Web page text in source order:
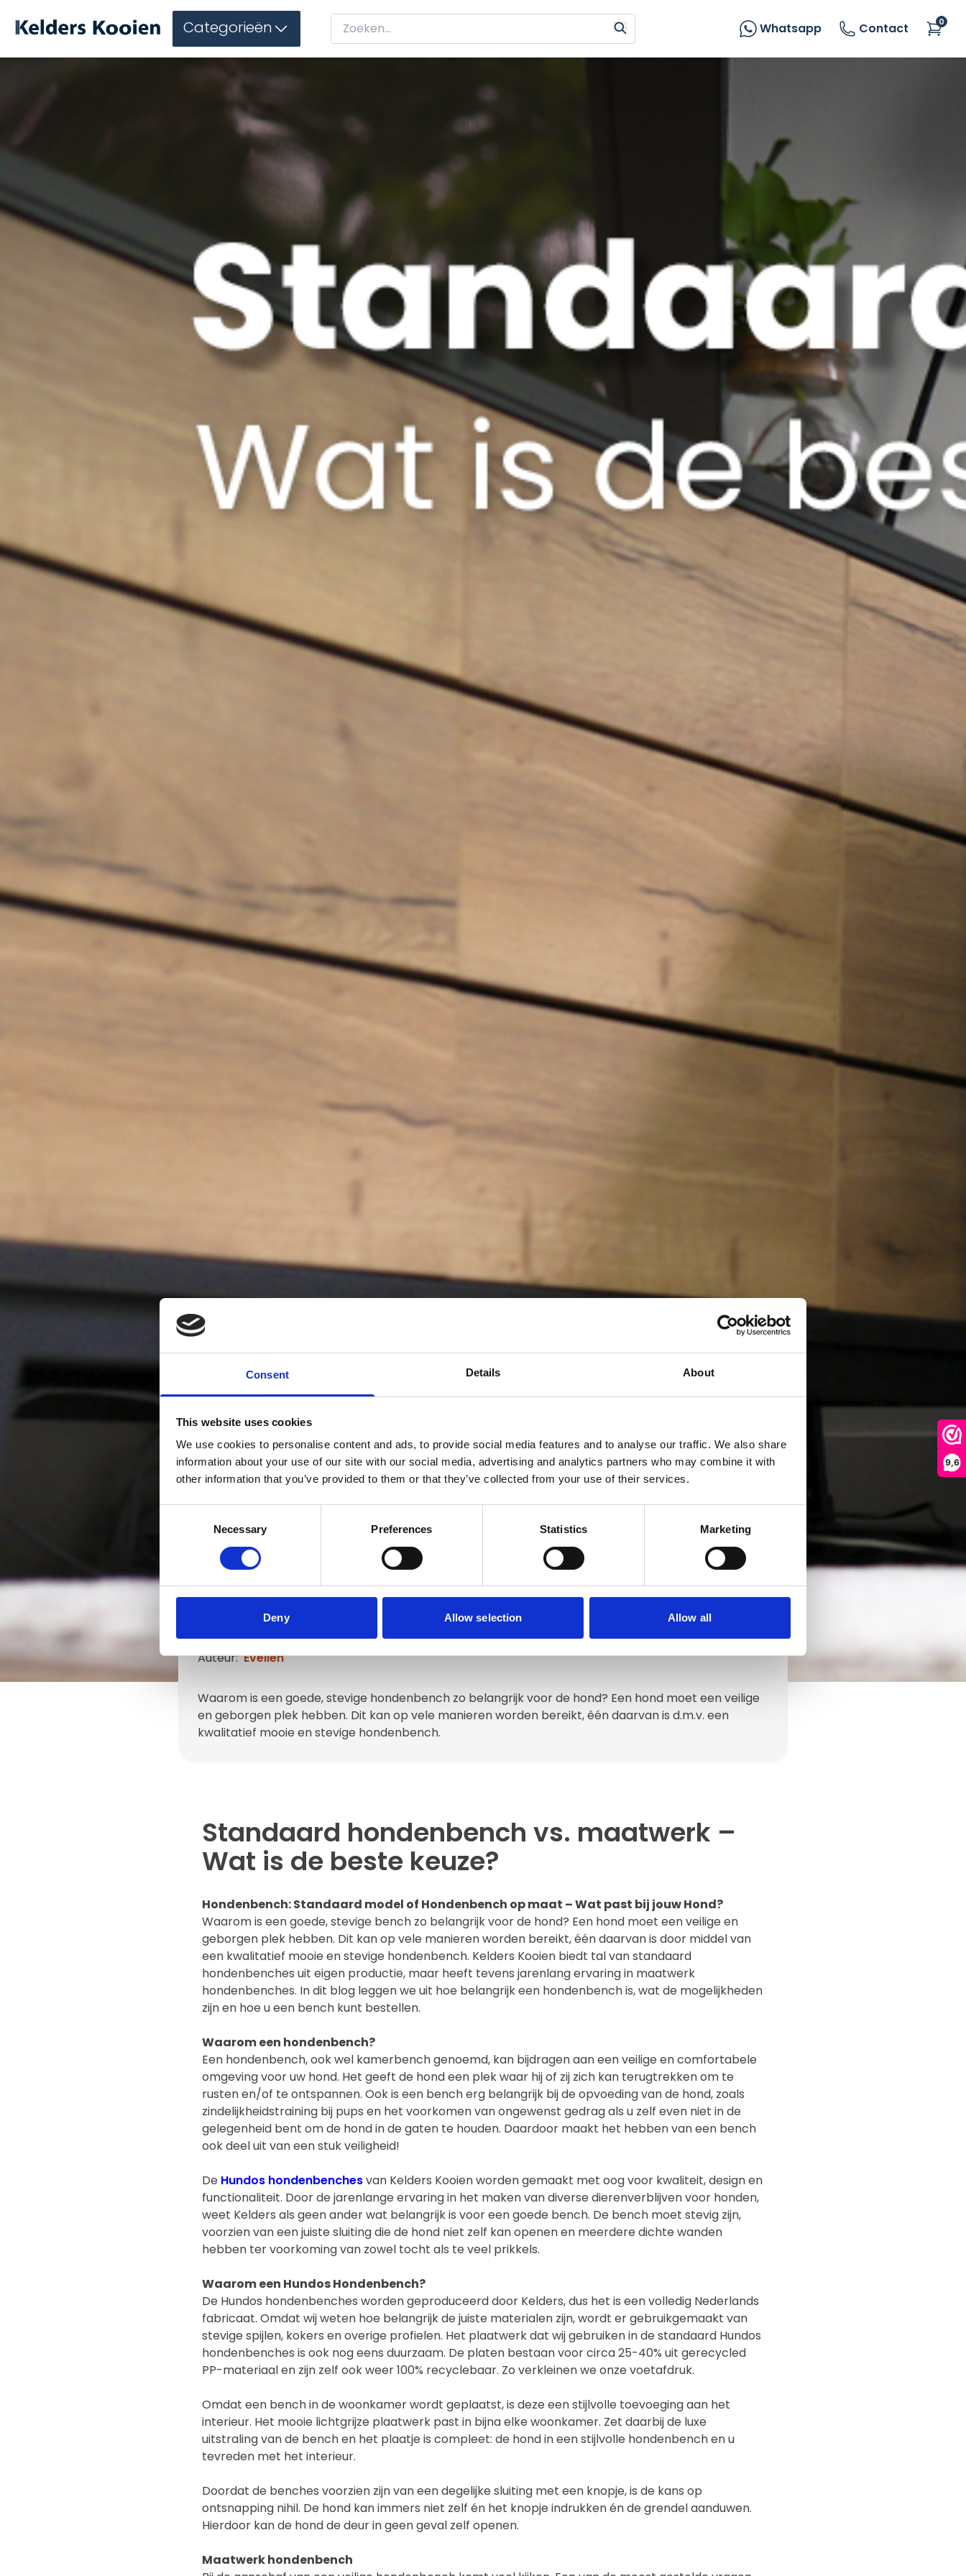
Consent Details About
This website uses cookies
We use cookies to personalise content and ads, to provide social media features and to analyse our traffic. We also share
information about your use of our site with our social media, advertising and analytics partners who may combine it with
other information that you’ve provided to them or that they’ve collected from your use of their services.
Necessary Preferences Statistics Marketing
Deny Allow selection Allow all
9,6
Categorieën Whatsapp Contact 0
In het kort
Auteur: Evelien
Waarom is een goede, stevige hondenbench zo belangrijk voor de hond? Een hond moet een veilige
en geborgen plek hebben. Dit kan op vele manieren worden bereikt, één daarvan is d.m.v. een
kwalitatief mooie en stevige hondenbench.
Standaard hondenbench vs. maatwerk –
Wat is de beste keuze?
Hondenbench: Standaard model of Hondenbench op maat – Wat past bij jouw Hond?
Waarom is een goede, stevige bench zo belangrijk voor de hond? Een hond moet een veilige en
geborgen plek hebben. Dit kan op vele manieren worden bereikt, één daarvan is door middel van
een kwalitatief mooie en stevige hondenbench. Kelders Kooien biedt tal van standaard
hondenbenches uit eigen productie, maar heeft tevens jarenlang ervaring in maatwerk
hondenbenches. In dit blog leggen we uit hoe belangrijk een hondenbench is, wat de mogelijkheden
zijn en hoe u een bench kunt bestellen.
Waarom een hondenbench?
Een hondenbench, ook wel kamerbench genoemd, kan bijdragen aan een veilige en comfortabele
omgeving voor uw hond. Het geeft de hond een plek waar hij of zij zich kan terugtrekken om te
rusten en/of te ontspannen. Ook is een bench erg belangrijk bij de opvoeding van de hond, zoals
zindelijkheidstraining bij pups en het voorkomen van ongewenst gedrag als u zelf even niet in de
gelegenheid bent om de hond in de gaten te houden. Daardoor maakt het hebben van een bench
ook deel uit van een stuk veiligheid!
De Hundos hondenbenchesvan Kelders Kooien worden gemaakt met oog voor kwaliteit, design en
functionaliteit. Door de jarenlange ervaring in het maken van diverse dierenverblijven voor honden,
weet Kelders als geen ander wat belangrijk is voor een goede bench. De bench moet stevig zijn,
voorzien van een juiste sluiting die de hond niet zelf kan openen en meerdere dichte wanden
hebben ter voorkoming van zowel tocht als te veel prikkels.
Waarom een Hundos Hondenbench?
De Hundos hondenbenches worden geproduceerd door Kelders, dus het is een volledig Nederlands
fabricaat. Omdat wij weten hoe belangrijk de juiste materialen zijn, wordt er gebruikgemaakt van
stevige spijlen, kokers en overige profielen. Het plaatwerk dat wij gebruiken in de standaard Hundos
hondenbenches is ook nog eens duurzaam. De platen bestaan voor circa 25-40% uit gerecycled
PP-materiaal en zijn zelf ook weer 100% recyclebaar. Zo verkleinen we onze voetafdruk.
Omdat een bench in de woonkamer wordt geplaatst, is deze een stijlvolle toevoeging aan het
interieur. Het mooie lichtgrijze plaatwerk past in bijna elke woonkamer. Zet daarbij de luxe
uitstraling van de bench en het plaatje is compleet: de hond in een stijlvolle hondenbench en u
tevreden met het interieur.
Doordat de benches voorzien zijn van een degelijke sluiting met een knopje, is de kans op
ontsnapping nihil. De hond kan immers niet zelf én het knopje indrukken én de grendel aanduwen.
Hierdoor kan de hond de deur in geen geval zelf openen.
Maatwerk hondenbench